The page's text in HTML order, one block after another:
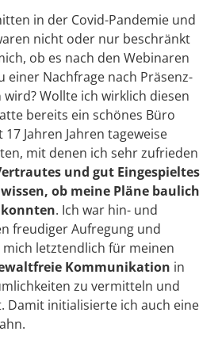
in der Covid-Pandemie und
nicht oder nur beschränkt
ob es nach den Webinaren
einer Nachfrage nach Präsenz-
Wollte ich wirklich diesen
bereits ein schönes Büro
Jahren Jahren tageweise
mit denen ich sehr zufrieden
und gut Eingespieltes
ob meine Pläne baulich
. Ich war hin- und
freudiger Aufregung und
mich letztendlich für meinen
Kommunikation in
zu vermitteln und
Damit initialisierte ich auch eine